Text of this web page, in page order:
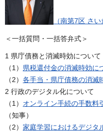
（南第7区 さ
＜一括質問・一括答弁式＞
1 県庁債務と消滅時効について
（1） 県税還付金の消滅時効に
（2） 各手当・県庁債務の消滅
2 行政のデジタル化について
（1） オンライン手続の手数料
（知事）
（2） 家庭学習におけるデジタ